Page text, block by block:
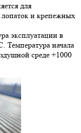
для
и крепежных
эксплуатации в
Температура начала
среде +1000